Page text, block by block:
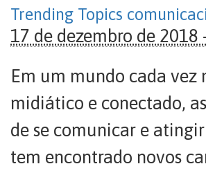
Trending Topics
17 de dezembro de 2018
Em um mundo cada vez
midiático e conectado,
de se comunicar e
tem encontrado novos